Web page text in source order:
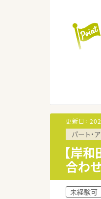
更新日：
パート・
【岸
合わ
未経験可